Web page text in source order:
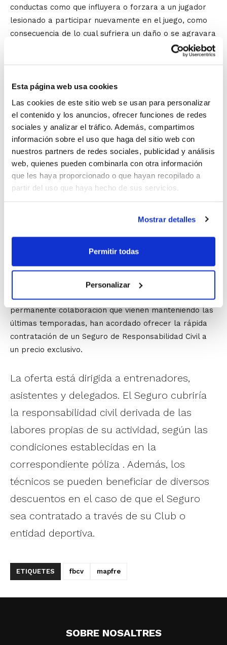
Esta página web usa cookies
Las cookies de este sitio web se usan para personalizar
el contenido y los anuncios, ofrecer funciones de redes
sociales y analizar el tráfico. Además, compartimos
información sobre el uso que haga del sitio web con
nuestros partners de redes sociales, publicidad y análisis
web, quienes pueden combinarla con otra información
que les haya proporcionado o que hayan recopilado a
partir del uso que haya hecho de sus servicios.
Mostrar detalles
Permitir todas
Personalizar
conductas como que influyera o forzara a un jugador
lesionado a participar nuevamente en el juego, como
consecuencia de lo cual sufriera un daño o se agravara
entrenamientos que pusieran en peligro la integridad
encuentro cuando el terreno de juego no presenta las
condiciones adecuadas, etcétera.
No obstante, el jurista insiste en destacar que la
posible responsabilidad aumenta notablemente
cuando se trata de un entrenador que tiene a su cargo
menores de edad. En estos casos el nivel de diligencia
exigido es elevado a fin de evitar posibles accidentes,
pues la relación de subordinación y jerarquía que
entrenador vele por la observancia de las medidas de
deportiva, sino también en los desplazamientos o
transporte de los jugadores.
Aunque el Anteproyecto de Ley del Deporte todavía no
haya entrado en vigor, la FBCV y Mapfre, dentro de la
permanente colaboración que vienen manteniendo las
últimas temporadas, han acordado ofrecer la rápida
contratación de un Seguro de Responsabilidad Civil a
un precio exclusivo.
La oferta está dirigida a entrenadores,
asistentes y delegados. El Seguro cubriría
la responsabilidad civil derivada de las
labores propias de su actividad, según las
condiciones establecidas en la
correspondiente póliza . Además, los
técnicos se pueden beneficiar de diversos
descuentos en el caso de que el Seguro
sea contratado a través de su Club o
entidad deportiva.
ETIQUETES fbcv mapfre
SOBRE NOSALTRES